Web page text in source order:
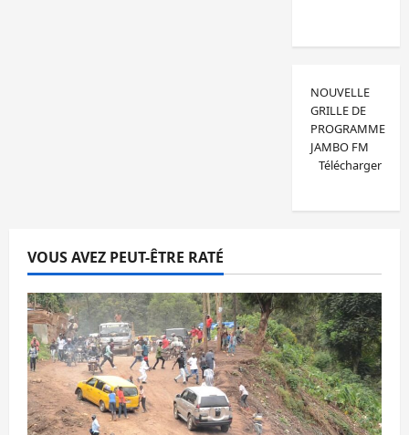
NOUVELLE
GRILLE DE
PROGRAMME
JAMBO FM
Télécharger
VOUS AVEZ PEUT-ÊTRE RATÉ